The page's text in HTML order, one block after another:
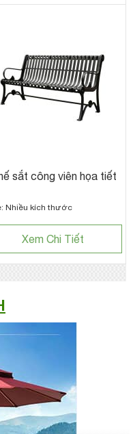
sắt công viên họa tiết
Nhiều kích thước
Xem Chi Tiết